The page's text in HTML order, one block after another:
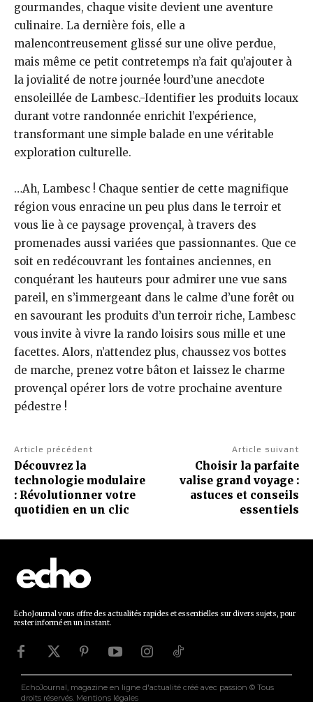
gourmandes, chaque visite devient une aventure
culinaire. La dernière fois, elle a
malencontreusement glissé sur une olive perdue,
mais même ce petit contretemps n’a fait qu’ajouter à
la jovialité de notre journée !ourd’une anecdote
ensoleillée de Lambesc.-Identifier les produits locaux
durant votre randonnée enrichit l’expérience,
transformant une simple balade en une véritable
exploration culturelle.
…Ah, Lambesc ! Chaque sentier de cette magnifique
région vous enracine un peu plus dans le terroir et
vous lie à ce paysage provençal, à travers des
promenades aussi variées que passionnantes. Que ce
soit en redécouvrant les fontaines anciennes, en
conquérant les hauteurs pour admirer une vue sans
pareil, en s’immergeant dans le calme d’une forêt ou
en savourant les produits d’un terroir riche, Lambesc
vous invite à vivre la rando loisirs sous mille et une
facettes. Alors, n’attendez plus, chaussez vos bottes
de marche, prenez votre bâton et laissez le charme
provençal opérer lors de votre prochaine aventure
pédestre !
Article précédent
Découvrez la
technologie modulaire
: Révolutionner votre
quotidien en un clic
Article suivant
Choisir la parfaite
valise grand voyage :
astuces et conseils
essentiels
EchoJournal vous offre des actualités rapides et essentielles sur divers sujets, pour
rester informé en un instant.
EchoJournal, magazine en ligne d'actualité créé avec passion © Tous
droits réservés. Mentions légales